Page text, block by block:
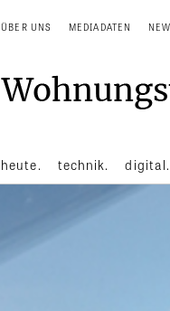
ÜBER UNS MEDIADATEN
heute. technik. digital.